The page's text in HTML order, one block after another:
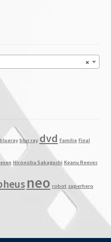
×
blueray blur ray dvd Familie Final
Hironobu Sakaguchi Keanu Reeves
neo robot superhero